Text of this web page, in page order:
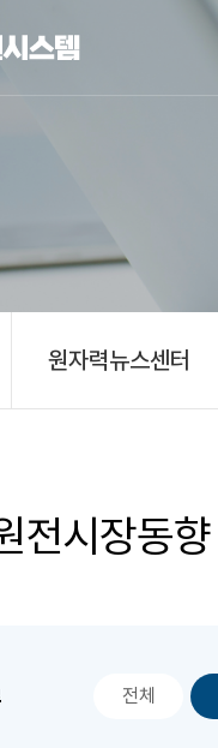
원자력뉴스센터
전시장동향
전체